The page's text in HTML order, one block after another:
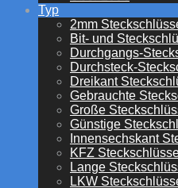
Typ
2mm
Bit- und
Durchgangs-
Durchsteck-
Dreikant
Gebrauchte
Große
Günstige
Innensechskant
KFZ
Lange
LKW